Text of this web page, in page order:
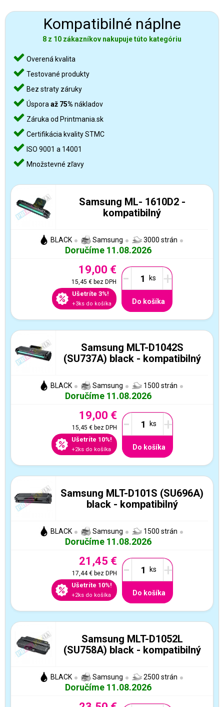
Kompatibilné náplne
8 z 10 zákazníkov nakupuje túto kategóriu
Overená kvalita
Testované produkty
Bez straty záruky
Úspora až 75% nákladov
Záruka od Printmania.sk
Certifikácia kvality STMC
ISO 9001 a 14001
Množstevné zľavy
Samsung ML- 1610D2 -
kompatibilný
BLACK Samsung 3000 strán
Doručíme 11.08.2026
19,00 €
15,45 €bez DPH
Ušetríte 3%!
+3ks do košíka
- +
Do košíka
Samsung MLT-D1042S
(SU737A) black - kompatibilný
BLACK Samsung 1500 strán
Doručíme 11.08.2026
19,00 €
15,45 €bez DPH
Ušetríte 10%!
+2ks do košíka
- +
Do košíka
Samsung MLT-D101S (SU696A)
black - kompatibilný
BLACK Samsung 1500 strán
Doručíme 11.08.2026
21,45 €
17,44 €bez DPH
Ušetríte 10%!
+2ks do košíka
- +
Do košíka
Samsung MLT-D1052L
(SU758A) black - kompatibilný
BLACK Samsung 2500 strán
Doručíme 11.08.2026